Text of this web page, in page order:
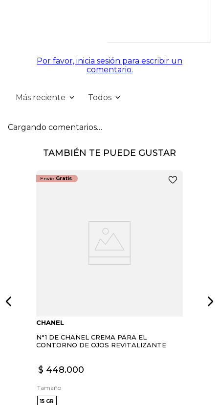
Por favor, inicia sesión para escribir un
comentario.
Más reciente Todos
Cargando comentarios…
TAMBIÉN TE PUEDE GUSTAR
Envío Gratis
CHANEL
N°1 DE CHANEL CREMA PARA EL
CONTORNO DE OJOS REVITALIZANTE
$ 448.000
Tamaño
15 GR